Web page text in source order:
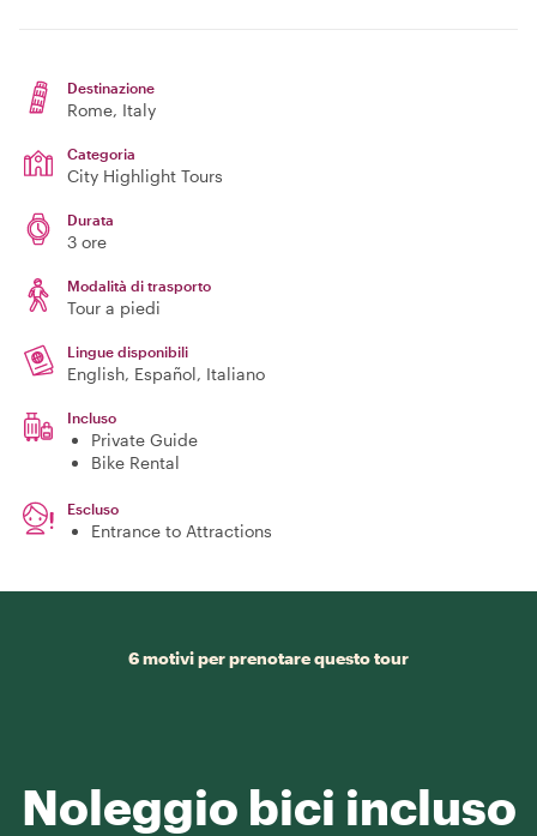
Destinazione
Rome, Italy
Categoria
City Highlight Tours
Durata
3 ore
Modalità di trasporto
Tour a piedi
Lingue disponibili
English, Español, Italiano
Incluso
Private Guide
Bike Rental
Escluso
Entrance to Attractions
6 motivi per prenotare questo tour
Noleggio bici incluso